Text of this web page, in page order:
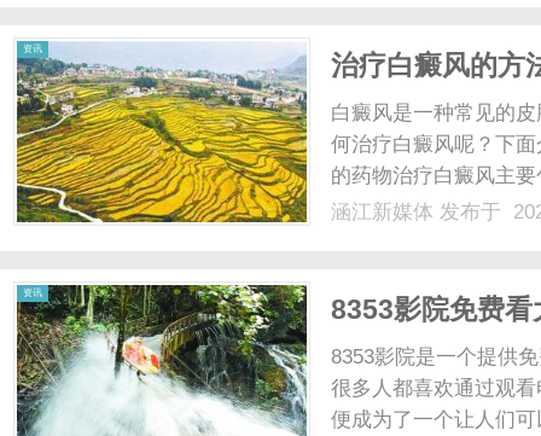
资讯
治疗白癜风的方
白癜风是一种常见的
何治疗白癜风呢？下
的药物治疗白癜风主
药物可以抑制免疫系
涵江新媒体 发布于
资讯
8353影院免费看
8353影院是一个提供
很多人都喜欢通过观
便成为了一个让人们